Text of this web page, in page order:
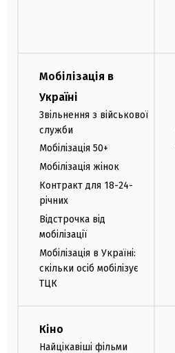
Мобілізація в
Україні
Звільнення з військової
служби
Мобілізація 50+
Мобілізація жінок
Контракт для 18-24-
річних
Відстрочка від
мобілізації
Мобілізація в Україні:
скільки осіб мобілізує
ТЦК
Кіно
Найцікавіші фільми